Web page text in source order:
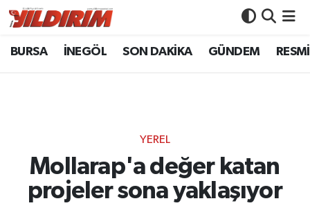
BURSA İNEGÖL SON DAKİKA GÜNDEM
YEREL
Mollarap'a değer katan
projeler sona yaklaşıyor
BURSA
GÜNDEM
RESMİ İLANLAR
Bursa Nöbetçi Eczaneler
Bursa Trafik Yoğunluk Haritası
Süper Lig Puan Durumu ve Fikstür